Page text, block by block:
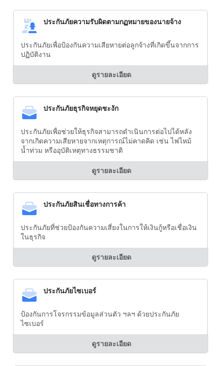
ประกันภัยความรับผิดตามกฏหมายของนายจ้าง
ประกันภัยเพื่อป้องกันความเสียหายต่อลูกจ้างที่เกิดขึ้นจากการ
ปฏิบัติงาน
ดูรายละเอียด
ประกันภัยธุรกิจหยุดชะงัก
ประกันภัยเพื่อช่วยให้ธุรกิจสามารถดำเนินการต่อไปได้หลัง
จากเกิดความเสียหายจากเหตุการณ์ไม่คาดคิด เช่น ไฟไหม้
น้ำท่วม หรืออุบัติเหตุทางธรรมชาติ
ดูรายละเอียด
ประกันภัยสินเชื่อทางการค้า
ประกันภัยที่ช่วยป้องกันความเสี่ยงในการให้เงินกู้หรือเชื่อเงิน
ในธุรกิจ
ดูรายละเอียด
ประกันภัยไซเบอร์
ป้องกันการโจรกรรมข้อมูลส่วนตัว ฯลฯ ด้วยประกันภัย
ไซเบอร์
ดูรายละเอียด